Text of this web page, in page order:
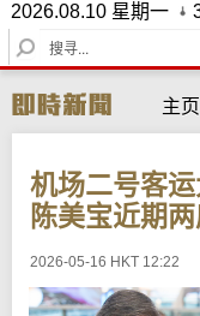
2026.08.10 星期一
S
e
r
c
主页
机场二号客
陈美宝近期
2026-05-16 HKT 12:22